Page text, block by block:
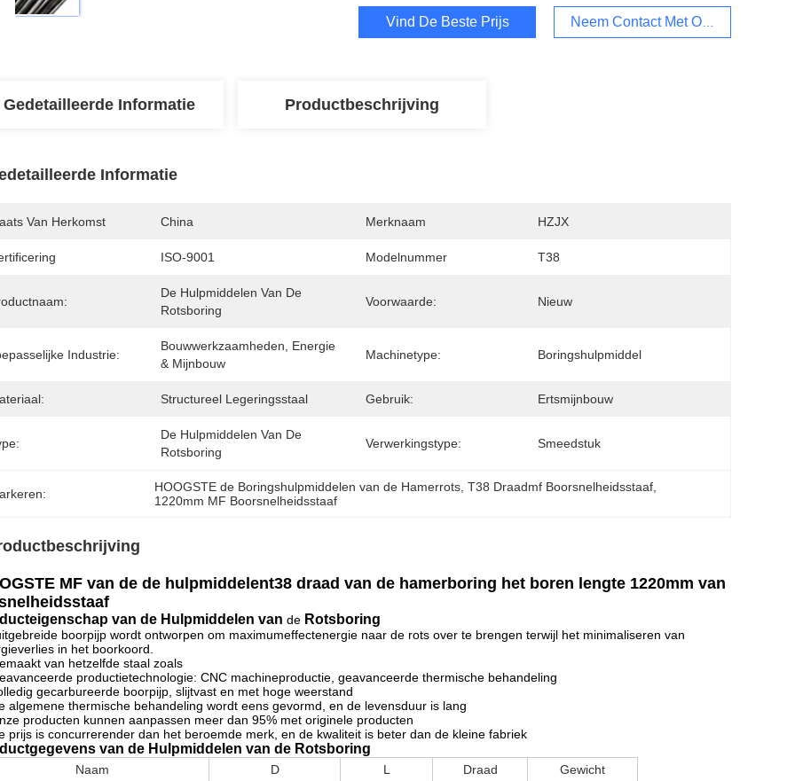
Vind De Beste Prijs Neem Contact Met Ons Op
Gedetailleerde Informatie Productbeschrijving
Informatie
Van Herkomst China Merknaam HZJX
ISO-9001 Modelnummer T38
De Hulpmiddelen Van De
Rotsboring
Voorwaarde: Nieuw
Industrie:
Bouwwerkzaamheden, Energie
& Mijnbouw
Machinetype: Boringshulpmiddel
Structureel Legeringsstaal Gebruik: Ertsmijnbouw
De Hulpmiddelen Van De
Rotsboring
Verwerkingstype: Smeedstuk
HOOGSTE de Boringshulpmiddelen van de Hamerrots , T38 Draadmf Boorsnelheidsstaaf
1220mm MF Boorsnelheidsstaaf
MF van de de hulpmiddelent38 draad van de hamerboring het boren lengte 1220mm van
eigenschap van de Hulpmiddelen van de Rotsboring
boorpijp wordt ontworpen om maximumeffectenergie naar de rots over te brengen terwijl het minimaliseren van
in het boorkoord.
van hetzelfde staal zoals
productietechnologie: CNC machineproductie, geavanceerde thermische behandeling
gecarbureerde boorpijp, slijtvast en met hoge weerstand
algemene thermische behandeling wordt eens gevormd, en de levensduur is lang
producten kunnen aanpassen meer dan 95% met originele producten
prijs is concurrerender dan het beroemde merk, en de kwaliteit is beter dan de kleine fabriek
van de Hulpmiddelen van de Rotsboring
Naam D L Draad Gewicht